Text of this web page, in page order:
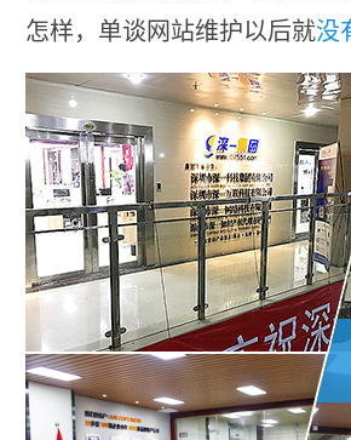
怎样，单谈网站维护以后就没